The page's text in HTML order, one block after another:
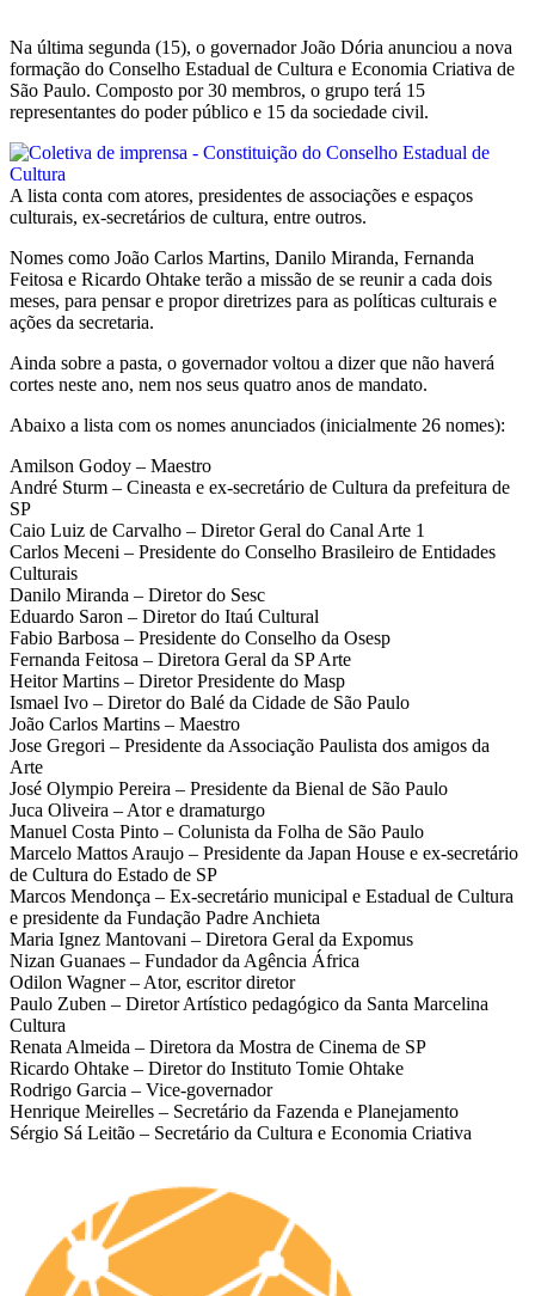
Na última segunda (15), o governador João Dória anunciou a nova
formação do Conselho Estadual de Cultura e Economia Criativa de
São Paulo. Composto por 30 membros, o grupo terá 15
representantes do poder público e 15 da sociedade civil.
A lista conta com atores, presidentes de associações e espaços
culturais, ex-secretários de cultura, entre outros.
Nomes como João Carlos Martins, Danilo Miranda, Fernanda
Feitosa e Ricardo Ohtake terão a missão de se reunir a cada dois
meses, para pensar e propor diretrizes para as políticas culturais e
ações da secretaria.
Ainda sobre a pasta, o governador voltou a dizer que não haverá
cortes neste ano, nem nos seus quatro anos de mandato.
Abaixo a lista com os nomes anunciados (inicialmente 26 nomes):
Amilson Godoy – Maestro
André Sturm – Cineasta e ex-secretário de Cultura da prefeitura de
SP
Caio Luiz de Carvalho – Diretor Geral do Canal Arte 1
Carlos Meceni – Presidente do Conselho Brasileiro de Entidades
Culturais
Danilo Miranda – Diretor do Sesc
Eduardo Saron – Diretor do Itaú Cultural
Fabio Barbosa – Presidente do Conselho da Osesp
Fernanda Feitosa – Diretora Geral da SP Arte
Heitor Martins – Diretor Presidente do Masp
Ismael Ivo – Diretor do Balé da Cidade de São Paulo
João Carlos Martins – Maestro
Jose Gregori – Presidente da Associação Paulista dos amigos da
Arte
José Olympio Pereira – Presidente da Bienal de São Paulo
Juca Oliveira – Ator e dramaturgo
Manuel Costa Pinto – Colunista da Folha de São Paulo
Marcelo Mattos Araujo – Presidente da Japan House e ex-secretário
de Cultura do Estado de SP
Marcos Mendonça – Ex-secretário municipal e Estadual de Cultura
e presidente da Fundação Padre Anchieta
Maria Ignez Mantovani – Diretora Geral da Expomus
Nizan Guanaes – Fundador da Agência África
Odilon Wagner – Ator, escritor diretor
Paulo Zuben – Diretor Artístico pedagógico da Santa Marcelina
Cultura
Renata Almeida – Diretora da Mostra de Cinema de SP
Ricardo Ohtake – Diretor do Instituto Tomie Ohtake
Rodrigo Garcia – Vice-governador
Henrique Meirelles – Secretário da Fazenda e Planejamento
Sérgio Sá Leitão – Secretário da Cultura e Economia Criativa